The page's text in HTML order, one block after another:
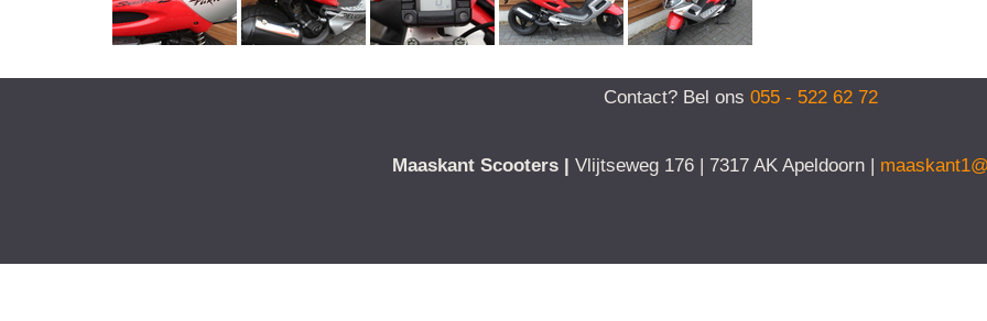
Contact? Bel ons 055 - 522 62 72
Maaskant Scooters | Vlijtseweg 176 | 7317 AK Apeldoorn |